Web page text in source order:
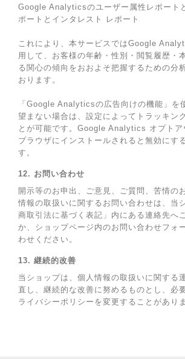
Google Analyticsのユーザー属性レポート
ポートとインタレスト レポート
これにより、本サービスではGoogle
用して、お客様の年齢・性別・閲覧履歴・
る関心の傾向をおおよそ把握するための分
おります。
「Google Analyticsの広告向けの機能」を
望まない場合は、設定によってトラッキン
とが可能です。Google Analytics オプトア
ブラウザにインストールされると無効にす
す。
12. お問い合わせ
開示等のお申出、ご意見、ご質問、苦情の
情報の取扱いに関するお問い合わせは、当
商取引法に基づく表記」内にある連絡先へ
か、ショップページ内のお問い合わせフォ
わせください。
13. 継続的改善
当ショップは、個人情報の取扱いに関する
直し、継続的な改善に努めるものとし、必
ライバシーポリシーを変更することがありま